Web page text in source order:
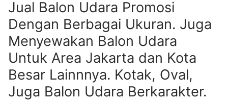
Jual Balon Udara Promosi
Dengan Berbagai Ukuran. Juga
Menyewakan Balon Udara
Untuk Area Jakarta dan Kota
Besar Lainnnya. Kotak, Oval,
Juga Balon Udara Berkarakter.